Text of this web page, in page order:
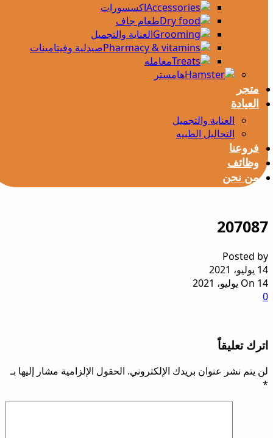
اكسسورات
طعام جاف
العناية والتجميل
صيدلية وفيتامينات
معامله
هامستر
متجر
العيادة
العناية والتجميل
التحاليل الطبيه
فروعنا
وظائف
من نحن
207087
Posted by
14 يوليو، 2021
On 14 يوليو، 2021
0
اترك تعليقاً
لن يتم نشر عنوان بريدك الإلكتروني. الحقول الإلزامية مشار إليها بـ
*